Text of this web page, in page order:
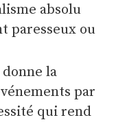
absolu
paresseux ou
donne la
par
qui rend